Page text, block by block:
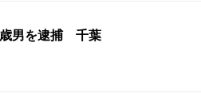
歳男を逮捕 千葉